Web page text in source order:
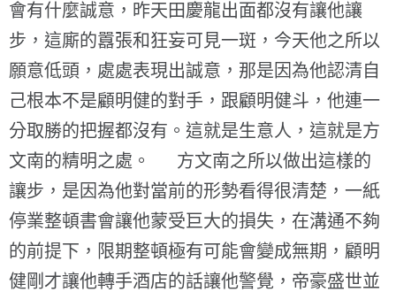
會有什麼誠意，昨天田慶龍出面都沒有讓他讓
步，這廝的囂張和狂妄可見一斑，今天他之所以
願意低頭，處處表現出誠意，那是因為他認清自
己根本不是顧明健的對手，跟顧明健斗，他連一
分取勝的把握都沒有。這就是生意人，這就是方
文南的精明之處。 方文南之所以做出這樣的
讓步，是因為他對當前的形勢看得很清楚，一紙
停業整頓書會讓他蒙受巨大的損失，在溝通不夠
的前提下，限期整頓極有可能會變成無期，顧明
健剛才讓他轉手酒店的話讓他警覺，帝豪盛世並